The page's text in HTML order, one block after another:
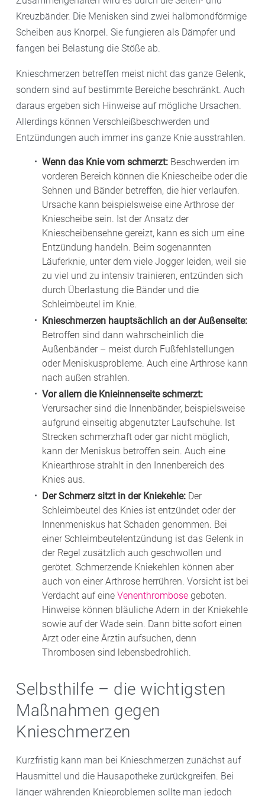
Kreuzbänder. Die Menisken sind zwei halbmondförmige
Scheiben aus Knorpel. Sie fungieren als Dämpfer und
fangen bei Belastung die Stöße ab.
Knieschmerzen betreffen meist nicht das ganze Gelenk,
sondern sind auf bestimmte Bereiche beschränkt. Auch
daraus ergeben sich Hinweise auf mögliche Ursachen.
Allerdings können Verschleißbeschwerden und
Entzündungen auch immer ins ganze Knie ausstrahlen.
Wenn das Knie vorn schmerzt: Beschwerden im
vorderen Bereich können die Kniescheibe oder die
Sehnen und Bänder betreffen, die hier verlaufen.
Ursache kann beispielsweise eine Arthrose der
Kniescheibe sein. Ist der Ansatz der
Kniescheibensehne gereizt, kann es sich um eine
Entzündung handeln. Beim sogenannten
Läuferknie, unter dem viele Jogger leiden, weil sie
zu viel und zu intensiv trainieren, entzünden sich
durch Überlastung die Bänder und die
Schleimbeutel im Knie.
Knieschmerzen hauptsächlich an der Außenseite:
Betroffen sind dann wahrscheinlich die
Außenbänder – meist durch Fußfehlstellungen
oder Meniskusprobleme. Auch eine Arthrose kann
nach außen strahlen.
Vor allem die Knieinnenseite schmerzt:
Verursacher sind die Innenbänder, beispielsweise
aufgrund einseitig abgenutzter Laufschuhe. Ist
Strecken schmerzhaft oder gar nicht möglich,
kann der Meniskus betroffen sein. Auch eine
Kniearthrose strahlt in den Innenbereich des
Knies aus.
Der Schmerz sitzt in der Kniekehle: Der
Schleimbeutel des Knies ist entzündet oder der
Innenmeniskus hat Schaden genommen. Bei
einer Schleimbeutelentzündung ist das Gelenk in
der Regel zusätzlich auch geschwollen und
gerötet. Schmerzende Kniekehlen können aber
auch von einer Arthrose herrühren. Vorsicht ist bei
Verdacht auf eine Venenthrombose geboten.
Hinweise können bläuliche Adern in der Kniekehle
sowie auf der Wade sein. Dann bitte sofort einen
Arzt oder eine Ärztin aufsuchen, denn
Thrombosen sind lebensbedrohlich.
Selbsthilfe – die wichtigsten
Maßnahmen gegen
Knieschmerzen
Kurzfristig kann man bei Knieschmerzen zunächst auf
Hausmittel und die Hausapotheke zurückgreifen. Bei
länger währenden Knieproblemen sollte man jedoch